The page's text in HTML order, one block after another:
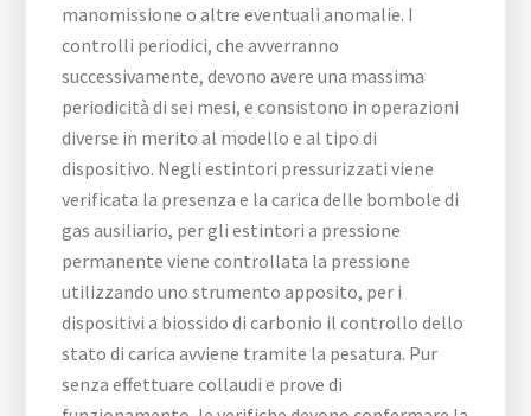
manomissione o altre eventuali anomalie. I
controlli periodici, che avverranno
successivamente, devono avere una massima
periodicità di sei mesi, e consistono in operazioni
diverse in merito al modello e al tipo di
dispositivo. Negli estintori pressurizzati viene
verificata la presenza e la carica delle bombole di
gas ausiliario, per gli estintori a pressione
permanente viene controllata la pressione
utilizzando uno strumento apposito, per i
dispositivi a biossido di carbonio il controllo dello
stato di carica avviene tramite la pesatura. Pur
senza effettuare collaudi e prove di